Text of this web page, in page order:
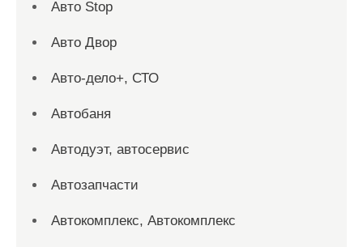
Авто Stop
Авто Двор
Авто-дело+, СТО
Автобаня
Автодуэт, автосервис
Автозапчасти
Автокомплекс, Автокомплекс